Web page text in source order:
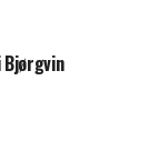
Bjørgvin